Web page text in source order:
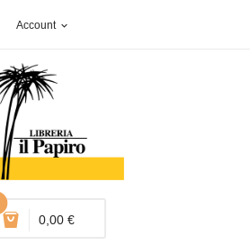
Account expand_more
0,00 €